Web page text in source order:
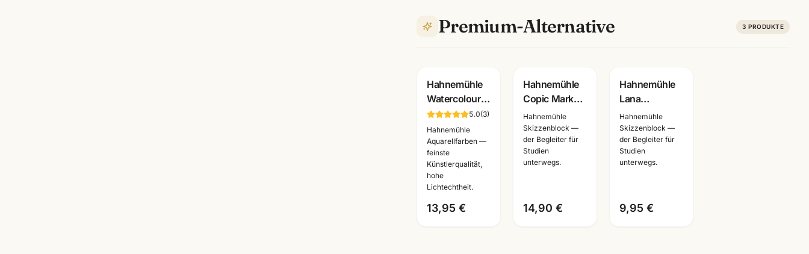
Premium-Alternative 3 PRODUKTE
Hahnemühle
Watercolour
Book 200g ·
60 Seiten ·
A4/A5/A6 ·
Aquarellbuch
Mannheim
5.0(3)
Hahnemühle
Aquarellfarben —
feinste
Künstlerqualität,
hohe
Lichtechtheit.
13,95 €
Hahnemühle
Copic Marker
Skizzenbuch ·
Manga Layout
Papier ·
A4/A5 ·
Hahnemühle
Skizzenblock —
der Begleiter für
Studien
unterwegs.
14,90 €
Hahnemühle
Lana
Skizzenbuch ·
A3/A4/A5
wählbar ·
Zeichenbuch
Hahnemühle
Skizzenblock —
der Begleiter für
Studien
unterwegs.
9,95 €